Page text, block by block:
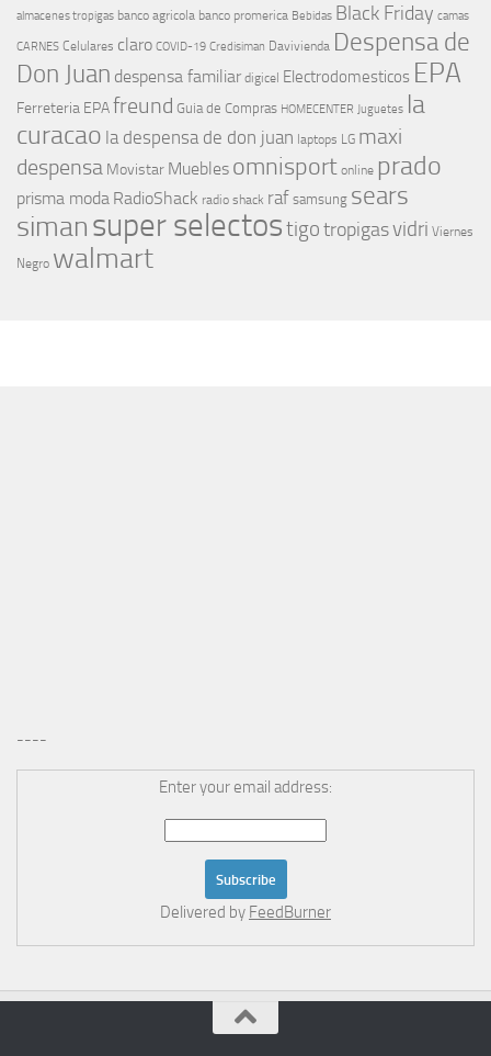
almacenes tropigas banco agricola banco promerica Bebidas Black Friday camas
CARNES Celulares claro COVID-19 Credisiman Davivienda Despensa de
Don Juan despensa familiar digicel Electrodomesticos EPA
Ferreteria EPAfreund Guia de Compras HOMECENTER Juguetes la
curacao la despensa de don juan laptops LG maxi
despensa Movistar Muebles omnisport online prado
prisma moda RadioShack radio shack raf samsung sears
simansuper selectostigotropigasvidri Viernes
Negro walmart
----
Enter your email address:
Delivered by FeedBurner